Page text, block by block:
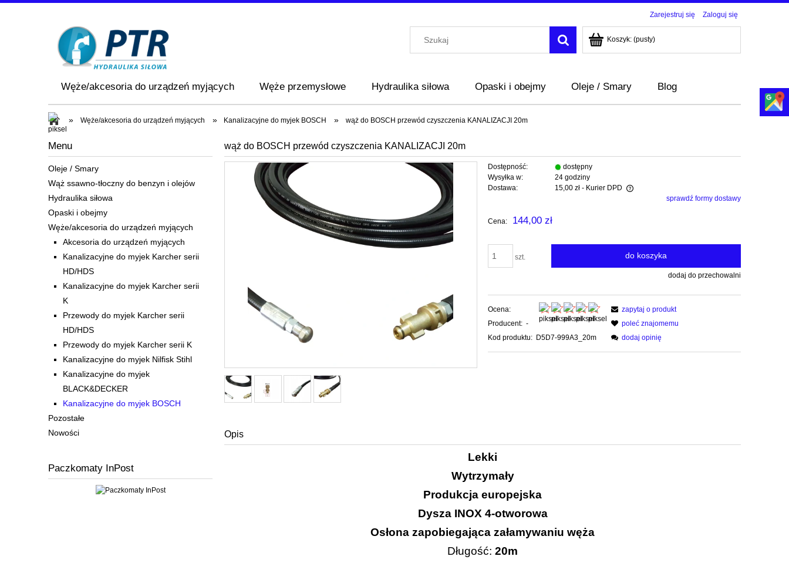
Zarejestruj się Zaloguj się
Koszyk: (pusty)
Węże/akcesoria do urządzeń myjących Węże przemysłowe Hydraulika siłowa Opaski i obejmy Oleje / Smary Blog
» Węże/akcesoria do urządzeń myjących » Kanalizacyjne do myjek BOSCH » wąż do BOSCH przewód czyszczenia KANALIZACJI 20m
Menu
Oleje / Smary
Wąż ssawno-tłoczny do benzyn i olejów
Hydraulika siłowa
Opaski i obejmy
Węże/akcesoria do urządzeń myjących
Akcesoria do urządzeń myjących
Kanalizacyjne do myjek Karcher serii
HD/HDS
Kanalizacyjne do myjek Karcher serii
K
Przewody do myjek Karcher serii
HD/HDS
Przewody do myjek Karcher serii K
Kanalizacyjne do myjek Nilfisk Stihl
Kanalizacyjne do myjek
BLACK&DECKER
Kanalizacyjne do myjek BOSCH
Pozostałe
Nowości
Paczkomaty InPost
wąż do BOSCH przewód czyszczenia KANALIZACJI 20m
Dostępność:
dostępny
Wysyłka w:
24 godziny
Dostawa:
15,00 zł - Kurier DPD
płatności
sprawdź formy dostawy
Cena: 144,00 zł
szt. do koszyka
dodaj do przechowalni
Ocena:
Producent: -
Kod produktu: D5D7-999A3_20m
zapytaj o produkt
poleć znajomemu
dodaj opinię
Opis
Lekki
Wytrzymały
Produkcja europejska
Dysza INOX 4-otworowa
Osłona zapobiegająca załamywaniu węża
Długość: 20m